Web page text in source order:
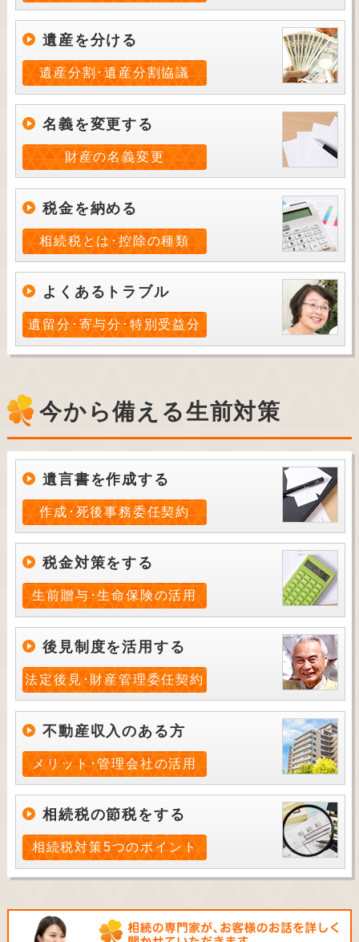
遺産を分ける
遺産分割･遺産分割協議
名義を変更する
財産の名義変更
税金を納める
相続税とは･控除の種類
よくあるトラブル
遺留分･寄与分･特別受益分
今から備える生前対策
遺言書を作成する
作成･死後事務委任契約
税金対策をする
生前贈与･生命保険の活用
後見制度を活用する
法定後見･財産管理委任契約
不動産収入のある方
メリット･管理会社の活用
相続税の節税をする
相続税対策5つのポイント